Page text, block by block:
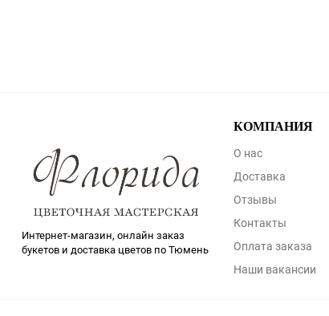
Интернет-магазин, онлайн заказ
букетов и доставка цветов по Тюмень
КОМПАНИЯ
О нас
Доставка
Отзывы
Контакты
Оплата заказа
Наши вакансии